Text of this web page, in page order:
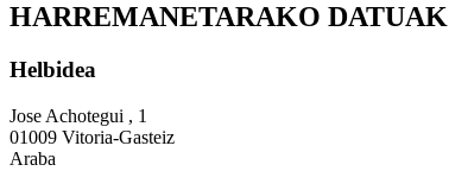
HARREMANETARAKO DATUAK
Helbidea
Jose Achotegui , 1
01009 Vitoria-Gasteiz
Araba